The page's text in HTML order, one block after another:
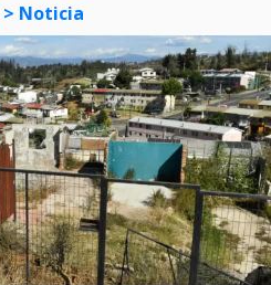
> Noticia